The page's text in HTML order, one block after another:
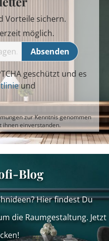
Vorteile sichern.
möglich.
Absenden
geschützt und es
und
zur Kenntnis genommen
ihnen einverstanden.
Blog
Hier findest Du
die Raumgestaltung. Jetzt